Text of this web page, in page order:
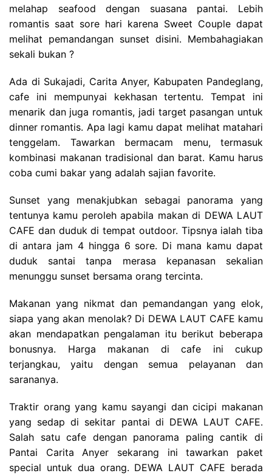
melahap seafood dengan suasana pantai. Lebih
romantis saat sore hari karena Sweet Couple dapat
melihat pemandangan sunset disini. Membahagiakan
sekali bukan ?
Ada di Sukajadi, Carita Anyer, Kabupaten Pandeglang,
cafe ini mempunyai kekhasan tertentu. Tempat ini
menarik dan juga romantis, jadi target pasangan untuk
dinner romantis. Apa lagi kamu dapat melihat matahari
tenggelam. Tawarkan bermacam menu, termasuk
kombinasi makanan tradisional dan barat. Kamu harus
coba cumi bakar yang adalah sajian favorite.
Sunset yang menakjubkan sebagai panorama yang
tentunya kamu peroleh apabila makan di DEWA LAUT
CAFE dan duduk di tempat outdoor. Tipsnya ialah tiba
di antara jam 4 hingga 6 sore. Di mana kamu dapat
duduk santai tanpa merasa kepanasan sekalian
menunggu sunset bersama orang tercinta.
Makanan yang nikmat dan pemandangan yang elok,
siapa yang akan menolak? Di DEWA LAUT CAFE kamu
akan mendapatkan pengalaman itu berikut beberapa
bonusnya. Harga makanan di cafe ini cukup
terjangkau, yaitu dengan semua pelayanan dan
sarananya.
Traktir orang yang kamu sayangi dan cicipi makanan
yang sedap di sekitar pantai di DEWA LAUT CAFE.
Salah satu cafe dengan panorama paling cantik di
Pantai Carita Anyer sekarang ini tawarkan paket
special untuk dua orang. DEWA LAUT CAFE berada